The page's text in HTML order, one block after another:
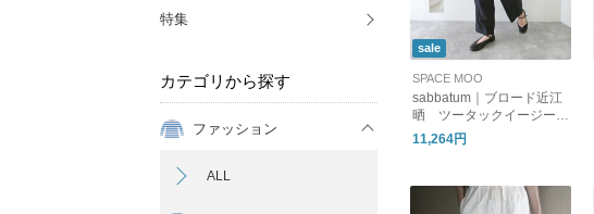
特集
カテゴリから探す
ファッション
ALL
sale
SPACE MOO
sabbatum｜ブロード近江
晒 ツータックイージーパ
ンツ(SA-37809)サバタム
11,264円